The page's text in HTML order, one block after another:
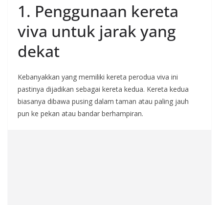
1. Penggunaan kereta
viva untuk jarak yang
dekat
Kebanyakkan yang memiliki kereta perodua viva ini
pastinya dijadikan sebagai kereta kedua. Kereta kedua
biasanya dibawa pusing dalam taman atau paling jauh
pun ke pekan atau bandar berhampiran.